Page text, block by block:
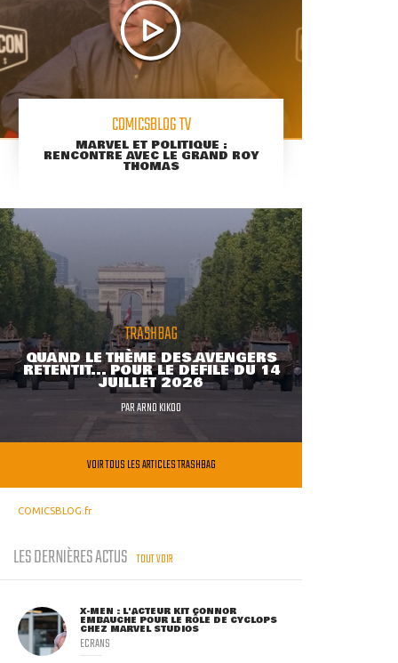
COMICSBLOG TV
MARVEL ET POLITIQUE :
RENCONTRE AVEC LE GRAND ROY
THOMAS
TRASHBAG
QUAND LE THÈME DES AVENGERS
RETENTIT... POUR LE DÉFILÉ DU 14
JUILLET 2026
PARARNO KIKOO
VOIR TOUS LES ARTICLES TRASHBAG
COMICSBLOG.fr
LES DERNIÈRES ACTUS TOUT VOIR
X-MEN : L'ACTEUR KIT CONNOR
EMBAUCHÉ POUR LE RÔLE DE CYCLOPS
CHEZ MARVEL STUDIOS
ECRANS